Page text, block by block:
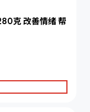
克 改善情绪 帮